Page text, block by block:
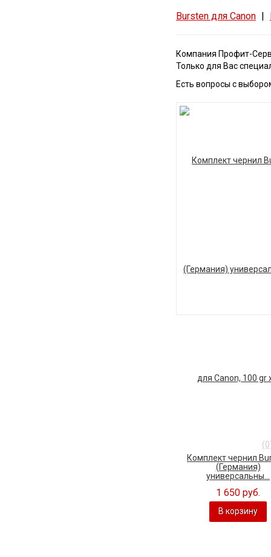
Bursten для Canon
Компания Профит-
Только для Вас
Есть вопросы с
Комплект чернил
(Германия)
универсальны...
1 650 руб.
В корзину